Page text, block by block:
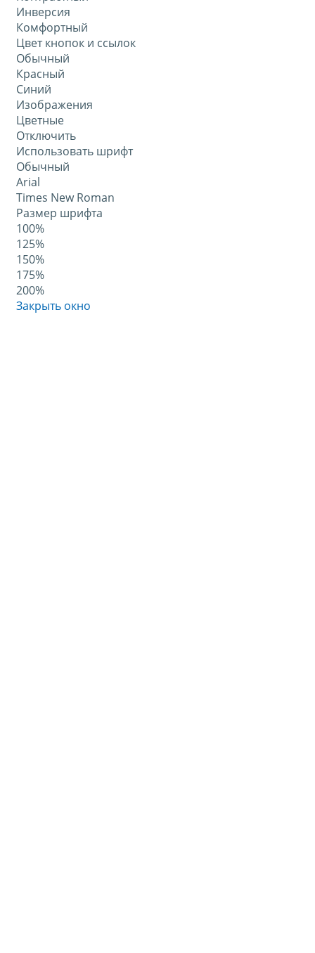
Инверсия
Комфортный
Цвет кнопок и ссылок
Обычный
Красный
Синий
Изображения
Цветные
Отключить
Использовать шрифт
Обычный
Arial
Times New Roman
Размер шрифта
100%
125%
150%
175%
200%
Закрыть окно